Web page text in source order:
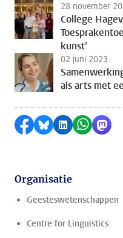
28 november
College
kunst’
02 juni 2023
als arts met
Delen op Facebook
Delen via Bluesky
Delen op
Delen
Organisatie
Geesteswetenschappen
Centre for Linguistics